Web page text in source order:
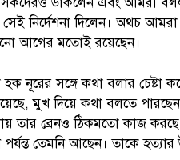
সেই নির্দেশনা দিলেন। অথচ
আগের মতোই রয়েছেন।
নূরের সঙ্গে কথা বলার চেষ্টা
মুখ দিয়ে কথা বলতে
তার ব্রেনও ঠিকমতো কাজ
তেমনি আছেন। তাকে হত্যার